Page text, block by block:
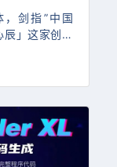
剑指”中国
」这家创立
：1、在大模
超过百万的用